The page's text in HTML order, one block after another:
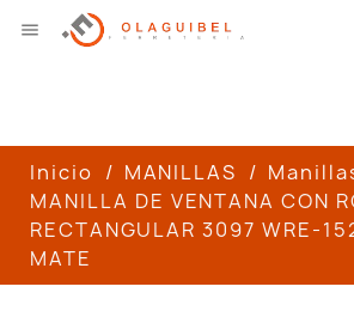

Inicio MANILLAS
MANILLA DE VENTANA CON
RECTANGULAR 3097 WRE-
MATE